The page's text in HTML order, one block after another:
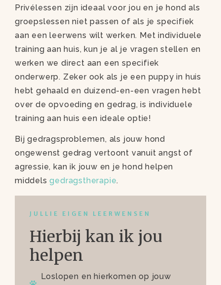
Privélessen zijn ideaal voor jou en je hond als
groepslessen niet passen of als je specifiek
aan een leerwens wilt werken. Met individuele
training aan huis, kun je al je vragen stellen en
werken we direct aan een specifiek
onderwerp. Zeker ook als je een puppy in huis
hebt gehaald en duizend-en-een vragen hebt
over de opvoeding en gedrag, is individuele
training aan huis een ideale optie!
Bij gedragsproblemen, als jouw hond
ongewenst gedrag vertoont vanuit angst of
agressie, kan ik jouw en je hond helpen
middelsgedragstherapie.
JULLIE EIGEN LEERWENSEN
Hierbij kan ik jou
helpen
Loslopen en hierkomen op jouw